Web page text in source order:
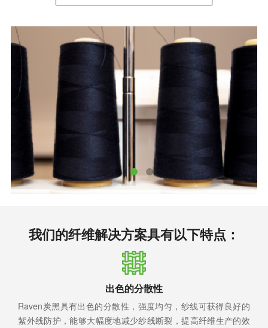
我们的纤维解决方案具有以下特点：
出色的分散性
Raven炭黑具有出色的分散性，强度均匀，纱线可获得良好的
紫外线防护，能够大幅度地减少纱线断裂，提高纤维生产的效